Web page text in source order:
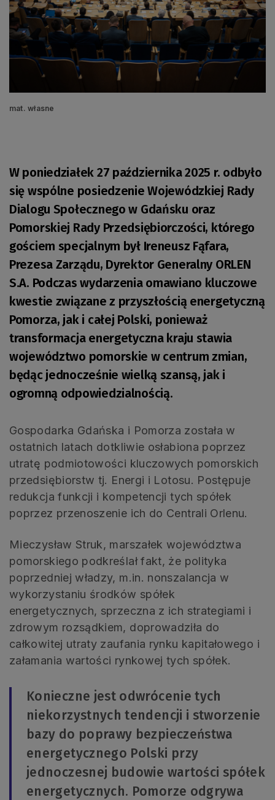
mat. własne
W poniedziałek 27 października 2025 r. odbyło
się wspólne posiedzenie Wojewódzkiej Rady
Dialogu Społecznego w Gdańsku oraz
Pomorskiej Rady Przedsiębiorczości, którego
gościem specjalnym był Ireneusz Fąfara,
Prezesa Zarządu, Dyrektor Generalny ORLEN
S.A. Podczas wydarzenia omawiano kluczowe
kwestie związane z przyszłością energetyczną
Pomorza, jak i całej Polski, ponieważ
transformacja energetyczna kraju stawia
województwo pomorskie w centrum zmian,
będąc jednocześnie wielką szansą, jak i
ogromną odpowiedzialnością.
Gospodarka Gdańska i Pomorza została w
ostatnich latach dotkliwie osłabiona poprzez
utratę podmiotowości kluczowych pomorskich
przedsiębiorstw tj. Energi i Lotosu. Postępuje
redukcja funkcji i kompetencji tych spółek
poprzez przenoszenie ich do Centrali Orlenu.
Mieczysław Struk, marszałek województwa
pomorskiego podkreślał fakt, że polityka
poprzedniej władzy, m.in. nonszalancja w
wykorzystaniu środków spółek
energetycznych, sprzeczna z ich strategiami i
zdrowym rozsądkiem, doprowadziła do
całkowitej utraty zaufania rynku kapitałowego i
załamania wartości rynkowej tych spółek.
Konieczne jest odwrócenie tych
niekorzystnych tendencji i stworzenie
bazy do poprawy bezpieczeństwa
energetycznego Polski przy
jednoczesnej budowie wartości spółek
energetycznych. Pomorze odgrywa